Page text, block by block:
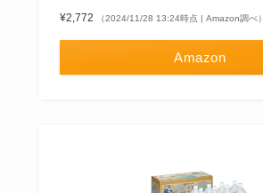
¥2,772 （2024/11/28 13:24時点 | Amazon調べ）
Amazon